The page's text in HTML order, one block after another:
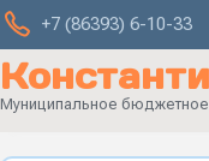
+7 (86393) 6-10-33
Муниципальное бюджетное